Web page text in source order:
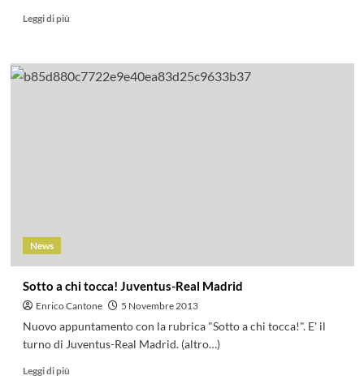
Leggi di più
News
Sotto a chi tocca! Juventus-Real Madrid
Enrico Cantone 5 Novembre 2013
Nuovo appuntamento con la rubrica "Sotto a chi tocca!". E' il
turno di Juventus-Real Madrid. (altro…)
Leggi di più